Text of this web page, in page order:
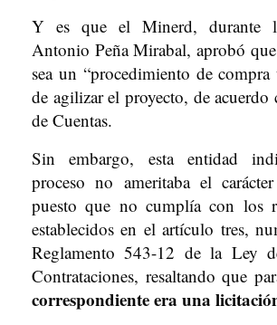
Y es que el Minerd, durante
Antonio Peña Mirabal, aprobó
sea un “procedimiento de
de agilizar el proyecto, de acuerdo
de Cuentas.
Sin embargo, esta entidad
proceso no ameritaba el
puesto que no cumplía con los
establecidos en el artículo tres,
Reglamento 543-12 de la Ley
Contrataciones, resaltando que
correspondiente era una